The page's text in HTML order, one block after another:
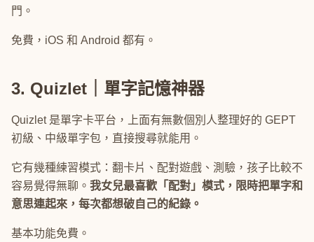
門。
免費，iOS 和 Android 都有。
3. Quizlet｜單字記憶神器
Quizlet 是單字卡平台，上面有無數個別人整理好的 GEPT
初級、中級單字包，直接搜尋就能用。
它有幾種練習模式：翻卡片、配對遊戲、測驗，孩子比較不
容易覺得無聊。 我女兒最喜歡「配對」模式，限時把單字和
意思連起來，每次都想破自己的紀錄。
基本功能免費。